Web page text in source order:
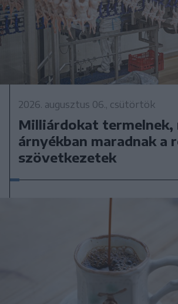
2026. augusztus 06., csütörtök
Milliárdokat termelnek,
árnyékban maradnak a
szövetkezetek